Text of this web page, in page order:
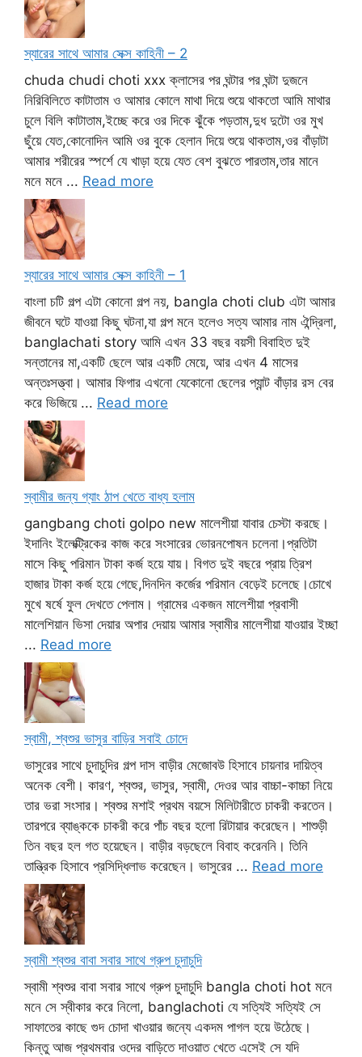
স্যারের সাথে আমার সেক্স কাহিনী – 2
chuda chudi choti xxx ক্লাসের পর ঘন্টার পর ঘন্টা দুজনে
নিরিবিলিতে কাটাতাম ও আমার কোলে মাথা দিয়ে শুয়ে থাকতো আমি মাথার
চুলে বিলি কাটাতাম,ইচ্ছে করে ওর দিকে ঝুঁকে পড়তাম,দুধ দুটো ওর মুখ
ছুঁয়ে যেত,কোনোদিন আমি ওর বুকে হেলান দিয়ে শুয়ে থাকতাম,ওর বাঁড়াটা
আমার শরীরের স্পর্শে যে খাড়া হয়ে যেত বেশ বুঝতে পারতাম,তার মানে
মনে মনে ... Read more
স্যারের সাথে আমার সেক্স কাহিনী – 1
বাংলা চটি গল্প এটা কোনো গল্প নয়, bangla choti club এটা আমার
জীবনে ঘটে যাওয়া কিছু ঘটনা,যা গল্প মনে হলেও সত্য আমার নাম ঐন্দ্রিলা,
banglachati story আমি এখন 33 বছর বয়সী বিবাহিত দুই
সন্তানের মা,একটি ছেলে আর একটি মেয়ে, আর এখন 4 মাসের
অন্তঃসত্ত্বা। আমার ফিগার এখনো যেকোনো ছেলের প্যান্ট বাঁড়ার রস বের
করে ভিজিয়ে ... Read more
স্বামীর জন্য গ্যাং ঠাপ খেতে বাধ্য হলাম
gangbang choti golpo new মালেশীয়া যাবার চেস্টা করছে।
ইদানিং ইলেক্ট্রিকের কাজ করে সংসারের ভোরনপোষন চলেনা।প্রতিটা
মাসে কিছু পরিমান টাকা কর্জ হয়ে যায়। বিগত দুই বছরে প্রায় ত্রিশ
হাজার টাকা কর্জ হয়ে গেছে,দিনদিন কর্জের পরিমান বেড়েই চলেছে।চোখে
মুখে ষর্ষে ফুল দেখতে পেলাম। গ্রামের একজন মালেশীয়া প্রবাসী
মালেশিয়ান ভিসা দেয়ার অপার দেয়ায় আমার স্বামীর মালেশীয়া যাওয়ার ইচ্ছা
... Read more
স্বামী, শ্বশুর ভাসুর বাড়ির সবাই চোদে
ভাসুরের সাথে চুদাচুদির গল্প দাস বাড়ীর মেজোবউ হিসাবে চায়নার দায়িত্ব
অনেক বেশী। কারণ, শ্বশুর, ভাসুর, স্বামী, দেওর আর বাচ্চা-কাচ্চা নিয়ে
তার ভরা সংসার। শ্বশুর মশাই প্রথম বয়সে মিলিটারীতে চাকরী করতেন।
তারপরে ব্যাঙ্ককে চাকরী করে পাঁচ বছর হলো রিটায়ার করেছেন। শাশুড়ী
তিন বছর হল গত হয়েছেন। বাড়ীর বড়ছেলে বিবাহ করেননি। তিনি
তান্ত্রিক হিসাবে প্রসিদ্ধিলাভ করেছেন। ভাসুরের ... Read more
স্বামী শ্বশুর বাবা সবার সাথে গ্রুপ চুদাচুদি
স্বামী শ্বশুর বাবা সবার সাথে গ্রুপ চুদাচুদি bangla choti hot মনে
মনে সে স্বীকার করে নিলো, banglachoti যে সত্যিই সত্যিই সে
সাফাতের কাছে গুদ চোদা খাওয়ার জন্যে একদম পাগল হয়ে উঠেছে।
কিন্তু আজ প্রথমবার ওদের বাড়িতে দাওয়াত খেতে এসেই সে যদি